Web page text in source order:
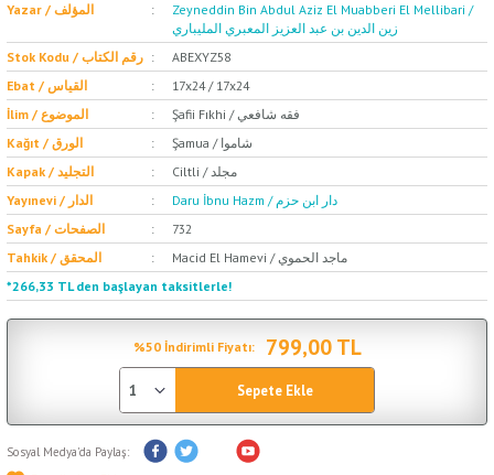
Yazar / المؤلف
Zeyneddin Bin Abdul Aziz El Muabberi El Mellibari /
زين الدين بن عبد العزيز المعبري المليباري
Stok Kodu / رقم الكتاب
ABEXYZ58
Ebat / القياس
17x24 / 17x24
İlim / الموضوع
Şafii Fıkhi / فقه شافعي
Kağıt / الورق
Şamua / شاموا
Kapak / التجليد
Ciltli / مجلد
Yayınevi / الدار
Daru İbnu Hazm / دار ابن حزم
Sayfa / الصفحات
732
Tahkik / المحقق
Macid El Hamevi / ماجد الحموي
*266,33 TL den başlayan taksitlerle!
%50 İndirimli Fiyatı: 799,00 TL
Sepete Ekle
Sosyal Medya'da Paylaş: